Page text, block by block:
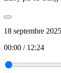
18 septembre 2025
00:00 / 12:24